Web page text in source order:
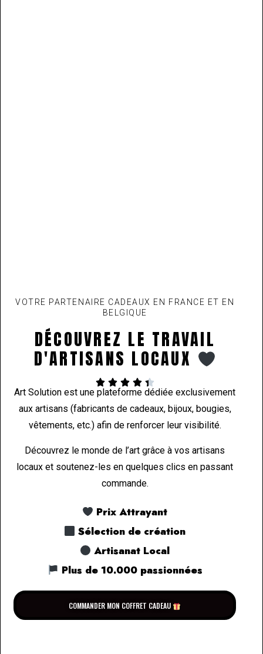
VOTRE PARTENAIRE CADEAUX EN FRANCE ET EN
BELGIQUE
DÉCOUVREZ LE TRAVAIL
D'ARTISANS LOCAUX
    
Art Solution est une plateforme dédiée exclusivement
aux artisans (fabricants de cadeaux, bijoux, bougies,
vêtements, etc.) afin de renforcer leur visibilité.
Découvrez le monde de l’art grâce à vos artisans
locaux et soutenez-les en quelques clics en passant
commande.
Prix Attrayant
Sélection de création
Artisanat Local
Plus de 10.000 passionnées
COMMANDER MON COFFRET CADEAU